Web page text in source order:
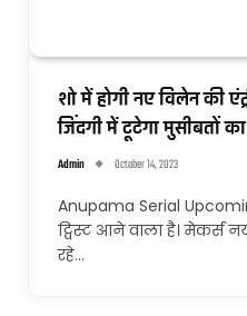
शो में होगी नए विलेन की
जिंदगी में टूटेगा मुसीबतों
Admin October 14, 2023
Anupama Serial
ट्विस्ट आने वाला है। मेकर्स
रहे…